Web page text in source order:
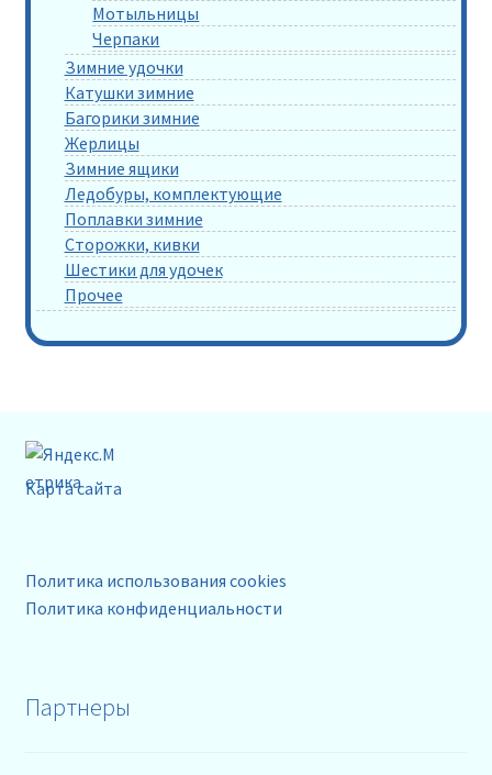
Мотыльницы
Черпаки
Зимние удочки
Катушки зимние
Багорики зимние
Жерлицы
Зимние ящики
Ледобуры, комплектующие
Поплавки зимние
Сторожки, кивки
Шестики для удочек
Прочее
Карта сайта
Политика использования cookies
Политика конфиденциальности
Партнеры